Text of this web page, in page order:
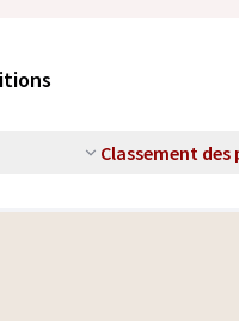
Classement